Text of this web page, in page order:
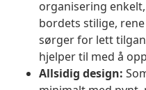
organisering
bordets stilige,
sørger for lett
hjelper til med å
Allsidig design: